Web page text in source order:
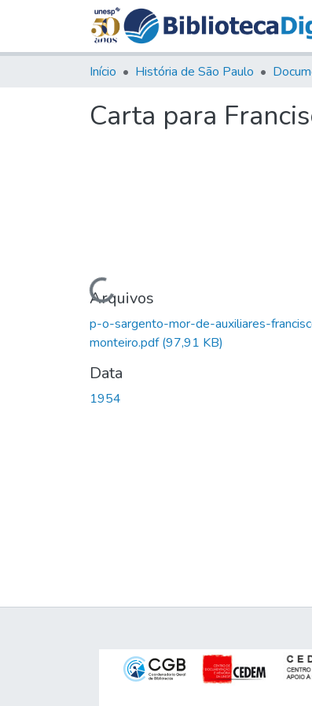
Início História de São Paulo
Carta para
Carregando...
Arquivos
p-o-sargento-mor-de-auxiliares-
monteiro.pdf(97,91 KB)
Data
1954